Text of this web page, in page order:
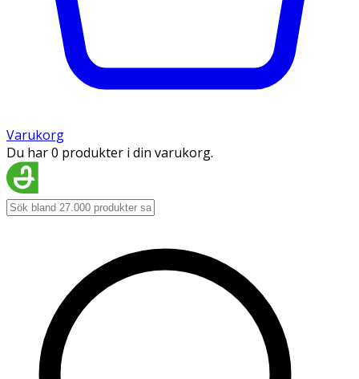
Varukorg
Du har 0 produkter i din varukorg.